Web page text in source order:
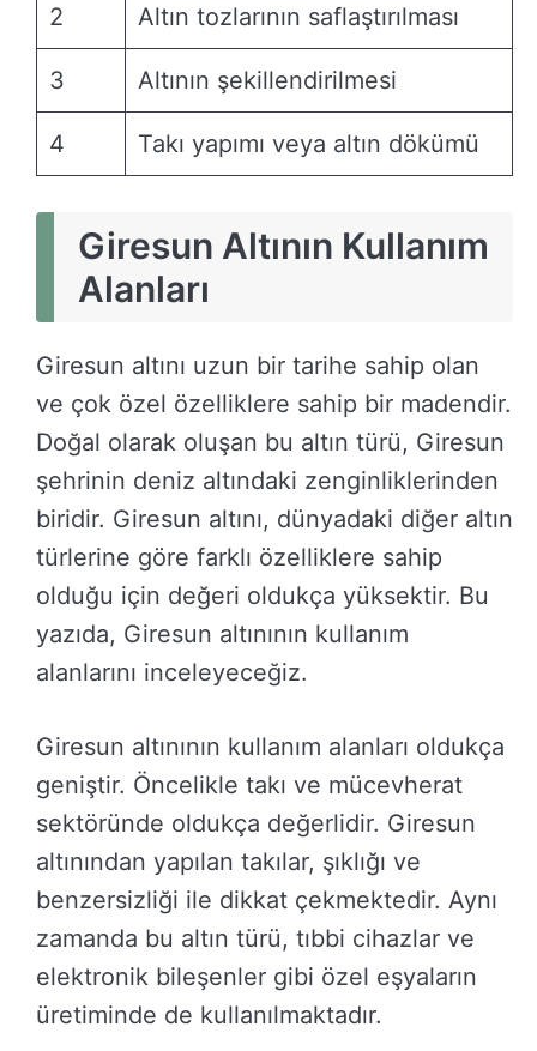
2 Altın tozlarının saflaştırılması
3 Altının şekillendirilmesi
4 Takı yapımı veya altın dökümü
Giresun Altının Kullanım
Alanları
Giresun altını uzun bir tarihe sahip olan
ve çok özel özelliklere sahip bir madendir.
Doğal olarak oluşan bu altın türü, Giresun
şehrinin deniz altındaki zenginliklerinden
biridir. Giresun altını, dünyadaki diğer altın
türlerine göre farklı özelliklere sahip
olduğu için değeri oldukça yüksektir. Bu
yazıda, Giresun altınının kullanım
alanlarını inceleyeceğiz.
Giresun altınının kullanım alanları oldukça
geniştir. Öncelikle takı ve mücevherat
sektöründe oldukça değerlidir. Giresun
altınından yapılan takılar, şıklığı ve
benzersizliği ile dikkat çekmektedir. Aynı
zamanda bu altın türü, tıbbi cihazlar ve
elektronik bileşenler gibi özel eşyaların
üretiminde de kullanılmaktadır.